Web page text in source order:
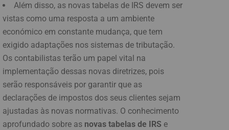
Além disso, as novas tabelas de IRS devem ser
vistas como uma resposta a um ambiente
económico em constante mudança, que tem
exigido adaptações nos sistemas de tributação.
Os contabilistas terão um papel vital na
implementação dessas novas diretrizes, pois
serão responsáveis por garantir que as
declarações de impostos dos seus clientes sejam
ajustadas às novas normativas. O conhecimento
aprofundado sobre as novas tabelas de IRS e